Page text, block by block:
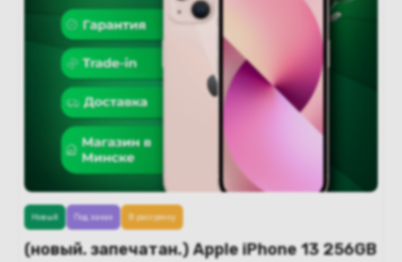
(новый. запечатан.) Apple iPhone 13 256GB
Новый Под заказ В рассрочку